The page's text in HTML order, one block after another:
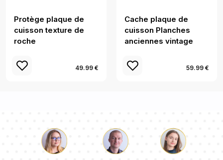
Protège plaque de
cuisson texture de
roche
49.99 €
Cache plaque de
cuisson Planches
anciennes vintage
59.99 €